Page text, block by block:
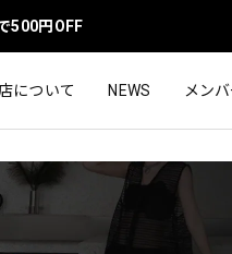
500円OFF
について NEWS メン